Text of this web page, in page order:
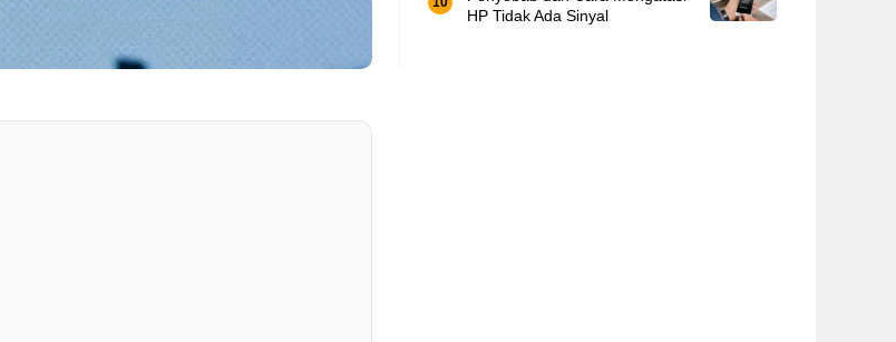
HP Tidak Ada Sinyal